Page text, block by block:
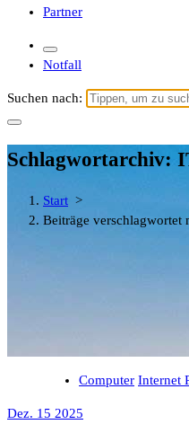
Partner
Notfall
Suchen nach:
Schlagwortarchiv:
Start >
Beiträge verschlagwortet
Computer Internet
Dez. 15 2025